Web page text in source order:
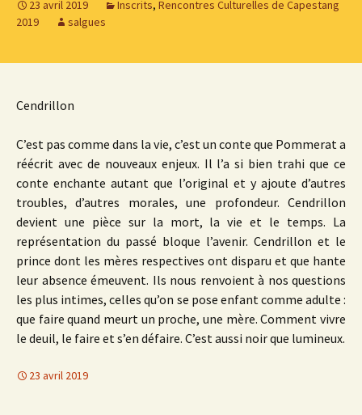
23 avril 2019 Inscrits, Rencontres Culturelles de Capestang
2019
salgues
Cendrillon
C’est pas comme dans la vie, c’est un conte que Pommerat a
réécrit avec de nouveaux enjeux. Il l’a si bien trahi que ce
conte enchante autant que l’original et y ajoute d’autres
troubles, d’autres morales, une profondeur. Cendrillon
devient une pièce sur la mort, la vie et le temps. La
représentation du passé bloque l’avenir. Cendrillon et le
prince dont les mères respectives ont disparu et que hante
leur absence émeuvent. Ils nous renvoient à nos questions
les plus intimes, celles qu’on se pose enfant comme adulte :
que faire quand meurt un proche, une mère. Comment vivre
le deuil, le faire et s’en défaire. C’est aussi noir que lumineux.
23 avril 2019